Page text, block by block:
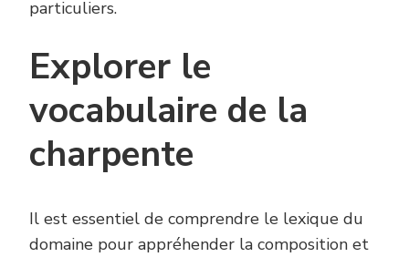
particuliers.
Explorer le
vocabulaire de la
charpente
Il est essentiel de comprendre le lexique du
domaine pour appréhender la composition et